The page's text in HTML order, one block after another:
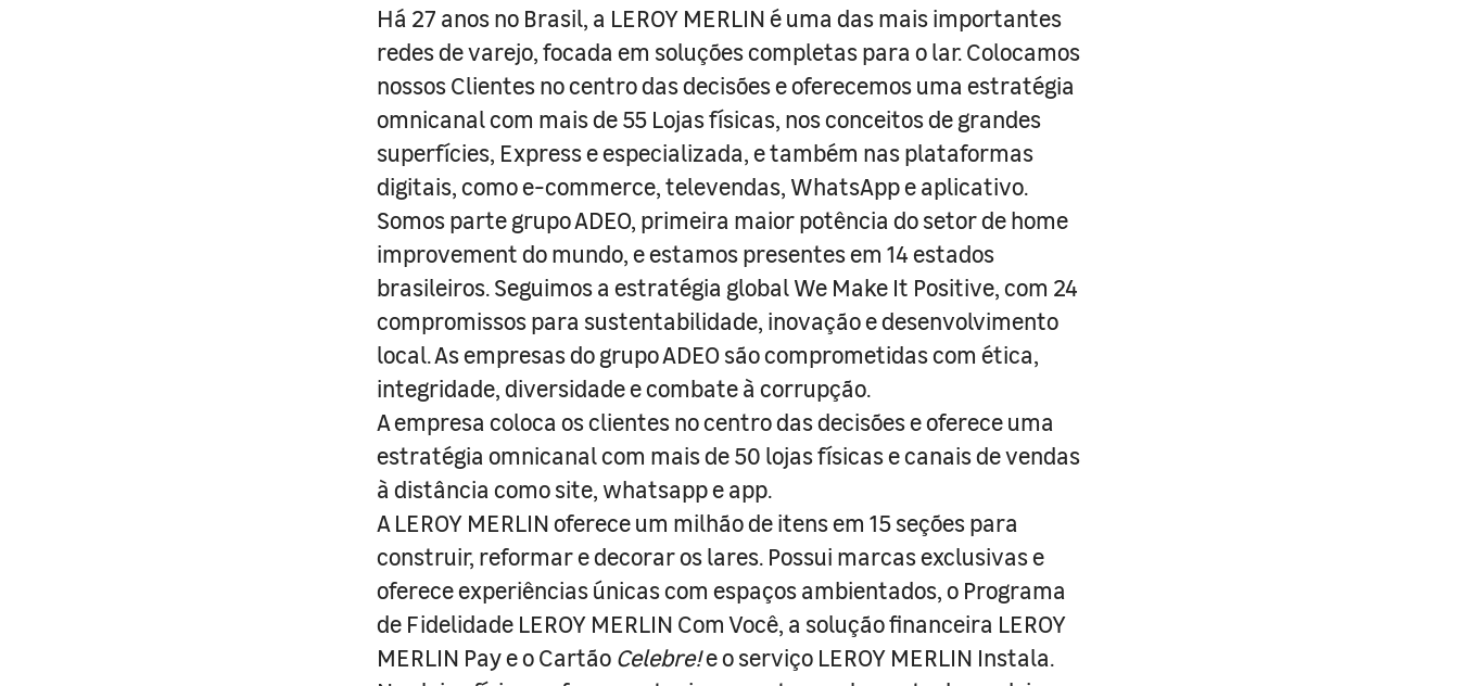
Há 27 anos no Brasil, a LEROY MERLIN é uma das mais importantes
redes de varejo, focada em soluções completas para o lar. Colocamos
nossos Clientes no centro das decisões e oferecemos uma estratégia
omnicanal com mais de 55 Lojas físicas, nos conceitos de grandes
superfícies, Express e especializada, e também nas plataformas
digitais, como e-commerce, televendas, WhatsApp e aplicativo.
Somos parte grupo ADEO, primeira maior potência do setor de home
improvement do mundo, e estamos presentes em 14 estados
brasileiros. Seguimos a estratégia global We Make It Positive, com 24
compromissos para sustentabilidade, inovação e desenvolvimento
local. As empresas do grupo ADEO são comprometidas com ética,
integridade, diversidade e combate à corrupção.
A empresa coloca os clientes no centro das decisões e oferece uma
estratégia omnicanal com mais de 50 lojas físicas e canais de vendas
à distância como site, whatsapp e app.
A LEROY MERLIN oferece um milhão de itens em 15 seções para
construir, reformar e decorar os lares. Possui marcas exclusivas e
oferece experiências únicas com espaços ambientados, o Programa
de Fidelidade LEROY MERLIN Com Você, a solução financeira LEROY
MERLIN Pay e o Cartão Celebre!e o serviço LEROY MERLIN Instala.